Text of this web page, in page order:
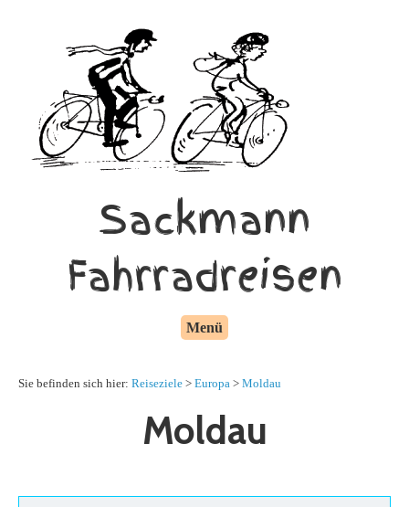
Sackmann
Fahrradreisen
Menü
Sie befinden sich hier: Reiseziele > Europa > Moldau
Moldau